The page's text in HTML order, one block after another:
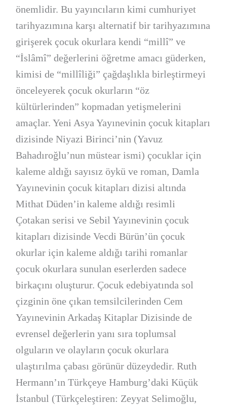
önemlidir. Bu yayıncıların kimi cumhuriyet
tarihyazımına karşı alternatif bir tarihyazımına
girişerek çocuk okurlara kendi “millî” ve
“İslâmî” değerlerini öğretme amacı güderken,
kimisi de “millîliği” çağdaşlıkla birleştirmeyi
önceleyerek çocuk okurların “öz
kültürlerinden” kopmadan yetişmelerini
amaçlar. Yeni Asya Yayınevinin çocuk kitapları
dizisinde Niyazi Birinci’nin (Yavuz
Bahadıroğlu’nun müstear ismi) çocuklar için
kaleme aldığı sayısız öykü ve roman, Damla
Yayınevinin çocuk kitapları dizisi altında
Mithat Düden’in kaleme aldığı resimli
Çotakan serisi ve Sebil Yayınevinin çocuk
kitapları dizisinde Vecdi Bürün’ün çocuk
okurlar için kaleme aldığı tarihi romanlar
çocuk okurlara sunulan eserlerden sadece
birkaçını oluşturur. Çocuk edebiyatında sol
çizginin öne çıkan temsilcilerinden Cem
Yayınevinin Arkadaş Kitaplar Dizisinde de
evrensel değerlerin yanı sıra toplumsal
olguların ve olayların çocuk okurlara
ulaştırılma çabası görünür düzeydedir. Ruth
Hermann’ın Türkçeye Hamburg’daki Küçük
İstanbul (Türkçeleştiren: Zeyyat Selimoğlu,